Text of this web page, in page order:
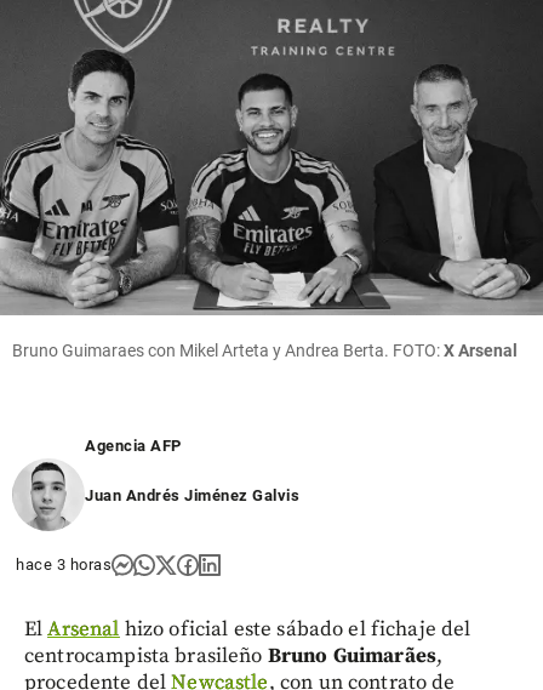
Bruno Guimaraes con Mikel Arteta y Andrea Berta. FOTO:X Arsenal
Agencia AFP
Juan Andrés Jiménez Galvis
hace 3 horas
ElArsenal hizo oficial este sábado el fichaje del
centrocampista brasileño Bruno Guimarães,
procedente delNewcastle, con un contrato de